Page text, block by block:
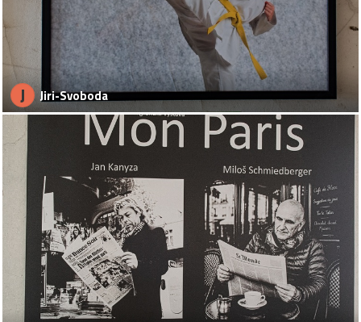
J Jiri-Svoboda